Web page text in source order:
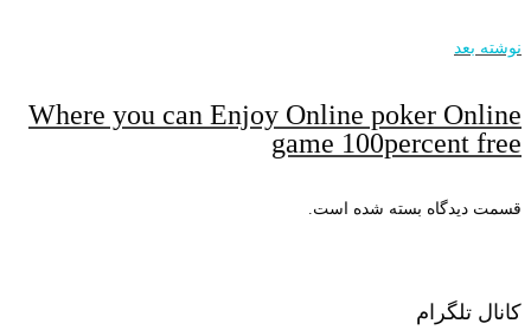
نوشته بعد
Where you can Enjoy Online poker Online
game 100percent free
قسمت دیدگاه بسته شده است.
کانال تلگرام